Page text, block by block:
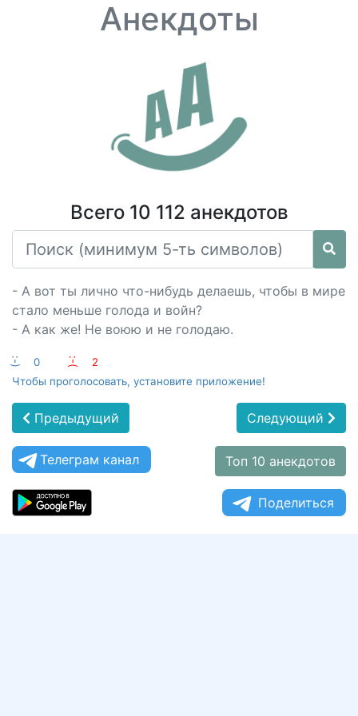
Анекдоты
Всего 10 112 анекдотов
- А вот ты лично что-нибудь делаешь, чтобы в мире
стало меньше голода и войн?
- А как же! Не воюю и не голодаю.
:-) 0 :-(
2
Чтобы проголосовать, установите приложение!
Предыдущий Следующий
Телеграм канал Топ 10 анекдотов
Поделиться